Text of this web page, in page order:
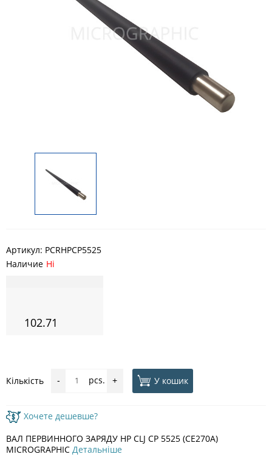
Артикул: PCRHPCP5525
Наличие Ні
102.71
Кількість - pcs. + У кошик
Хочете дешевше?
ВАЛ ПЕРВИННОГО ЗАРЯДУ HP CLJ CP 5525 (CE270A)
MICROGRAPHIC Детальніше